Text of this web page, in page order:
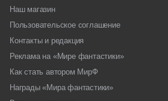
Наш магазин
Пользовательское соглашение
Контакты и редакция
Реклама на «Мире фантастики»
Как стать автором МирФ
Награды «Мира фантастики»